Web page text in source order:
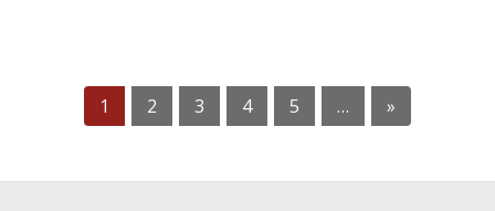
1 2 3 4 5 … »